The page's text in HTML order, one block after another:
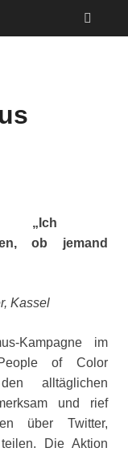
„Ich
ob jemand
Kassel
Kampagne im
of Color
alltäglichen
und rief
über Twitter,
Die Aktion